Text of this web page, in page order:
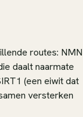
routes: NMN
daalt naarmate
(een eiwit dat
versterken